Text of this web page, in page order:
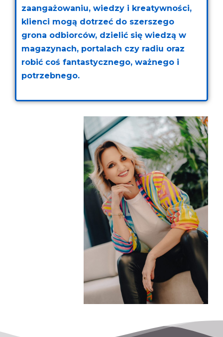
zaangażowaniu, wiedzy i kreatywności,
klienci mogą dotrzeć do szerszego
grona odbiorców, dzielić się wiedzą w
magazynach, portalach czy radiu oraz
robić coś fantastycznego, ważnego i
potrzebnego.